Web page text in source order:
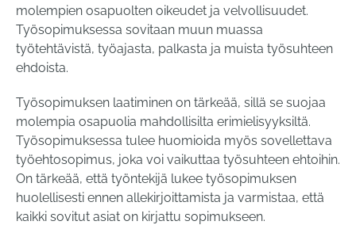
molempien osapuolten oikeudet ja velvollisuudet.
Työsopimuksessa sovitaan muun muassa
työtehtävistä, työajasta, palkasta ja muista työsuhteen
ehdoista.
Työsopimuksen laatiminen on tärkeää, sillä se suojaa
molempia osapuolia mahdollisilta erimielisyyksiltä.
Työsopimuksessa tulee huomioida myös sovellettava
työehtosopimus, joka voi vaikuttaa työsuhteen ehtoihin.
On tärkeää, että työntekijä lukee työsopimuksen
huolellisesti ennen allekirjoittamista ja varmistaa, että
kaikki sovitut asiat on kirjattu sopimukseen.